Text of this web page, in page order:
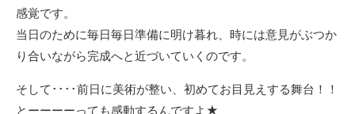
感覚です。
当日のために毎日毎日準備に明け暮れ、時には意見がぶつか
り合いながら完成へと近づいていくのです。
そして････前日に美術が整い、初めてお目見えする舞台！！
とーーーーっても感動するんですよ★